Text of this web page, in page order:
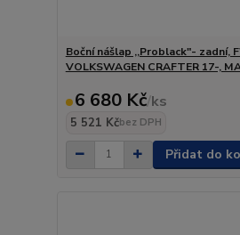
Boční nášlap ,,Problack"- zadní,
VOLKSWAGEN CRAFTER 17-,
6 680 Kč/ks
5 521 Kčbez DPH
Přidat do